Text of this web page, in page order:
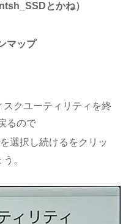
とかね）
マップ
クユーティリティを終
るので
を選択し続けるをクリッ
。